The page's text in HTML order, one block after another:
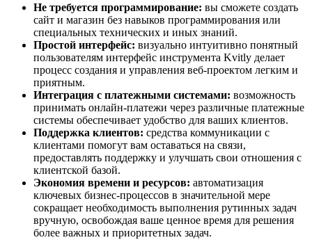
Не требуется программирование: вы сможете создать
сайт и магазин без навыков программирования или
специальных технических и иных знаний.
Простой интерфейс: визуально интуитивно понятный
пользователям интерфейс инструмента Kvitly делает
процесс создания и управления веб-проектом легким и
приятным.
Интеграция с платежными системами: возможность
принимать онлайн-платежи через различные платежные
системы обеспечивает удобство для ваших клиентов.
Поддержка клиентов: средства коммуникации с
клиентами помогут вам оставаться на связи,
предоставлять поддержку и улучшать свои отношения с
клиентской базой.
Экономия времени и ресурсов: автоматизация
ключевых бизнес-процессов в значительной мере
сокращает необходимость выполнения рутинных задач
вручную, освобождая ваше ценное время для решения
более важных и приоритетных задач.